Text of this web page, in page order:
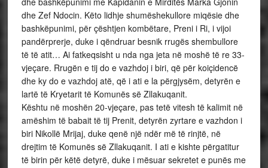
dhe Zef Ndocin. Këto lidhje shumëshekullore miqësie dhe
bashkëpunimi, për çështjen kombëtare, Preni i Ri, i vijoi
pandërprerje, duke i qëndruar besnik rrugës shembullore
të të atit… Ai fatkeqsisht u nda nga jeta në moshë të re 33-
vjeçare. Rrugën e tij do e vazhdoj i biri, që për koiçidencë
dhe ky do e vazhdoj atë, që i ati e la përgjysëm, detyrën e
lartë të Kryetarit të Komunës së Zllakuqanit.
Kështu në moshën 20-vjeçare, pas tetë vitesh të kalimit në
amëshim të babait të tij Prenit, detyrën zyrtare e vazhdon i
biri Nikollë Mrijaj, duke qenë një ndër më të rinjtë, në
drejtim të Komunës së Zllakuqanit. I ati e kishte përgatitur
të birin për këtë detyrë, duke i mësuar sekretet e punës me